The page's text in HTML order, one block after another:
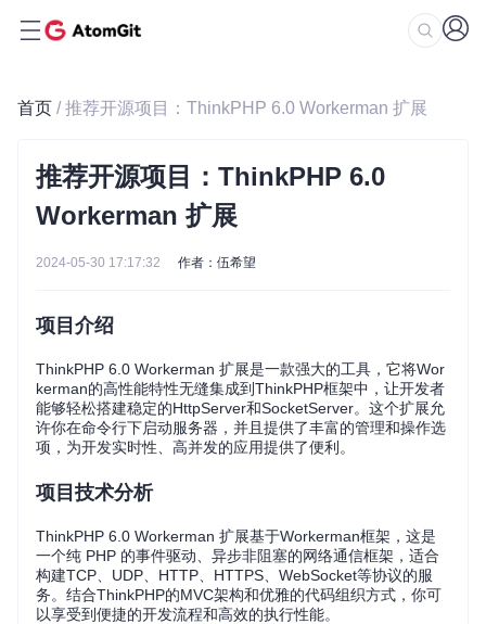
首页 / 推荐开源项目：ThinkPHP 6.0 Workerman 扩展
推荐开源项目：ThinkPHP 6.0
Workerman 扩展
2024-05-30 17:17:32 作者：伍希望
项目介绍
ThinkPHP 6.0 Workerman 扩展是一款强大的工具，它将Wor
kerman的高性能特性无缝集成到ThinkPHP框架中，让开发者
能够轻松搭建稳定的HttpServer和SocketServer。这个扩展允
许你在命令行下启动服务器，并且提供了丰富的管理和操作选
项，为开发实时性、高并发的应用提供了便利。
项目技术分析
ThinkPHP 6.0 Workerman 扩展基于Workerman框架，这是
一个纯 PHP 的事件驱动、异步非阻塞的网络通信框架，适合
构建TCP、UDP、HTTP、HTTPS、WebSocket等协议的服
务。结合ThinkPHP的MVC架构和优雅的代码组织方式，你可
以享受到便捷的开发流程和高效的执行性能。